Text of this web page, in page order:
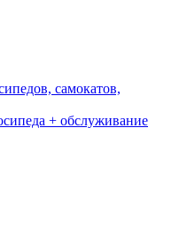
самокатов,
+ обслуживание